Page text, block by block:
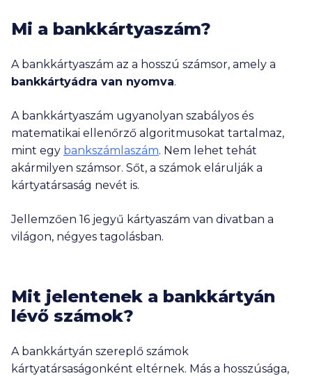
Mi a bankkártyaszám?
A bankkártyaszám az a hosszú számsor, amely a
bankkártyádra van nyomva.
A bankkártyaszám ugyanolyan szabályos és
matematikai ellenőrző algoritmusokat tartalmaz,
mint egy bankszámlaszám. Nem lehet tehát
akármilyen számsor. Sőt, a számok elárulják a
kártyatársaság nevét is.
Jellemzően 16 jegyű kártyaszám van divatban a
világon, négyes tagolásban.
Mit jelentenek a bankkártyán
lévő számok?
A bankkártyán szereplő számok
kártyatársaságonként eltérnek. Más a hosszúsága,